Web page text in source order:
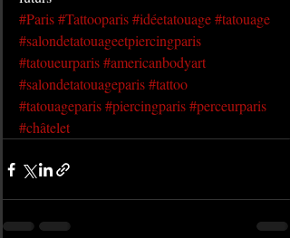
#Paris#Tattooparis#idéetatouage#tatouage
#salondetatouageetpiercingparis
#tatoueurparis#americanbodyart
#salondetatouageparis#tattoo
#tatouageparis#piercingparis#perceurparis
#châtelet